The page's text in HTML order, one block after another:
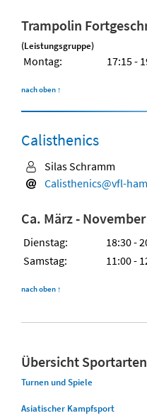
Trampolin
(Leistungsgruppe)
Montag: 17:15 -
nach oben ↑
Calisthenics
Silas Schramm
Calisthenics@vfl-
Ca. März -
Dienstag: 18:30 -
Samstag:
11:00 -
nach oben ↑
Übersicht Sportarten
Turnen und Spiele
Asiatischer Kampfsport